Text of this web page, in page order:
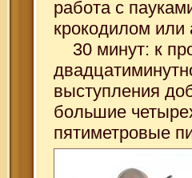
работа с
крокодилом или
30 минут: к
выступления
большие
пятиметровые